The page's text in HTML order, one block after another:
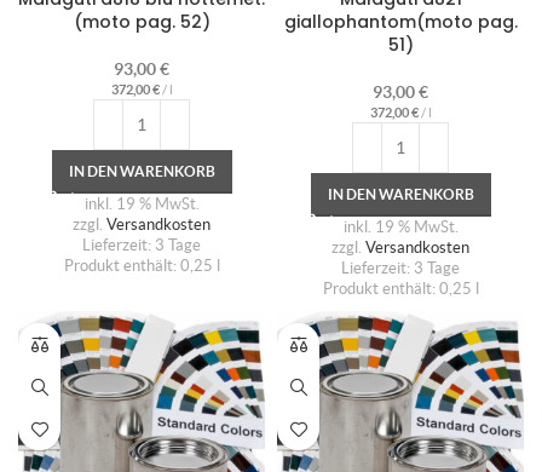
(moto pag. 52)
93,00€
372,00€/ l
IN DEN WARENKORB
inkl. 19 % MwSt.
zzgl. Versandkosten
Lieferzeit: 3 Tage
Produkt enthält: 0,25
giallophantom(moto pag.
51)
93,00€
372,00€/ l
IN DEN WARENKORB
inkl. 19 % MwSt.
zzgl. Versandkosten
Lieferzeit: 3 Tage
Produkt enthält: 0,25